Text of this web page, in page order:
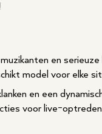
en
model voor elke
en een
voor live-